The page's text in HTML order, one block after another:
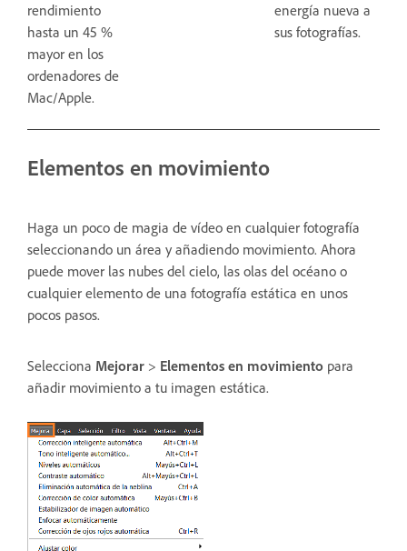
rendimiento
hasta un 45 %
mayor en los
ordenadores de
Mac/Apple.
energía nueva a
sus fotografías.
Elementos en movimiento
Haga un poco de magia de vídeo en cualquier fotografía
seleccionando un área y añadiendo movimiento. Ahora
puede mover las nubes del cielo, las olas del océano o
cualquier elemento de una fotografía estática en unos
pocos pasos.
Selecciona Mejorar > Elementos en movimiento para
añadir movimiento a tu imagen estática.